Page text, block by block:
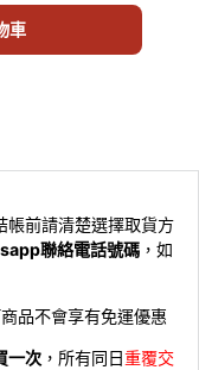
(此商品只限荔枝角自取
車
帳前請清楚選擇取貨方
聯絡電話號碼 ，如
品不會享有免運優惠
一次 ，所有同日重覆交